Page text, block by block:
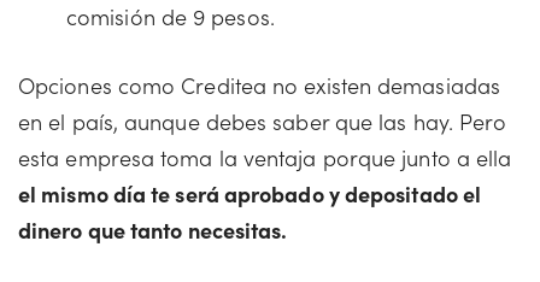
comisión de 9 pesos.
Opciones como Creditea no existen demasiadas
en el país, aunque debes saber que las hay. Pero
esta empresa toma la ventaja porque junto a ella
el mismo día te será aprobado y depositado el
dinero que tanto necesitas.